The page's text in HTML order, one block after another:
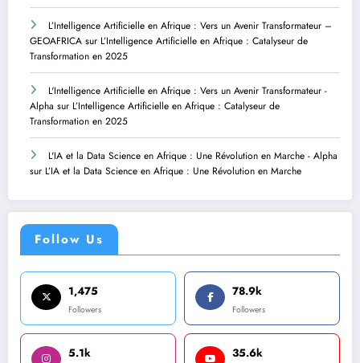
L’Intelligence Artificielle en Afrique : Vers un Avenir Transformateur –
GEOAFRICA sur L’Intelligence Artificielle en Afrique : Catalyseur de
Transformation en 2025
L'Intelligence Artificielle en Afrique : Vers un Avenir Transformateur -
Alpha sur L’Intelligence Artificielle en Afrique : Catalyseur de
Transformation en 2025
L'IA et la Data Science en Afrique : Une Révolution en Marche - Alpha
sur L’IA et la Data Science en Afrique : Une Révolution en Marche
Follow Us
1,475
Followers
78.9k
Followers
5.1k 35.6k